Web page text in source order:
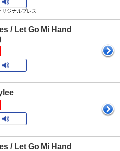
ジナルプレス
/ Let Go Mi Hand
/ Let Go Mi Hand